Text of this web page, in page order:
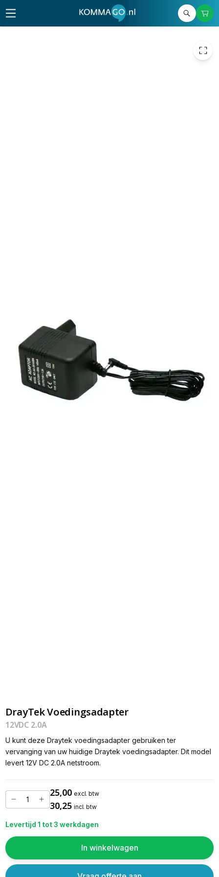
DrayTek Voedingsadapter
12VDC 2.0A
U kunt deze Draytek voedingsadapter gebruiken ter
vervanging van uw huidige Draytek voedingsadapter. Dit model
levert 12V DC 2.0A netstroom.
25,00 excl. btw
30,25 incl. btw
Levertijd 1 tot 3 werkdagen
In winkelwagen
excl. btw